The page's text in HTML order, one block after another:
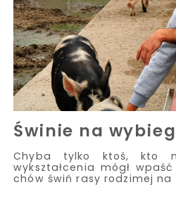
Świnie na
Chyba tylko ktoś, kto
wykształcenia mógł
chów świń rasy rodzimej